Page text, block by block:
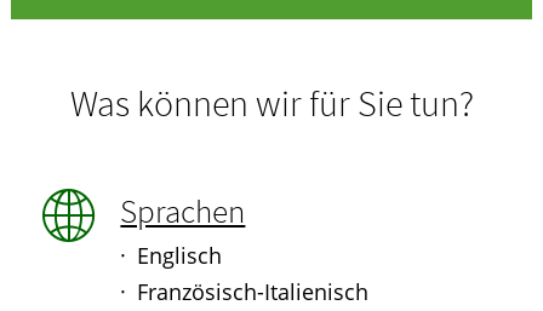
Was können wir für Sie tun?
Sprachen
Englisch
Französisch-Italienisch